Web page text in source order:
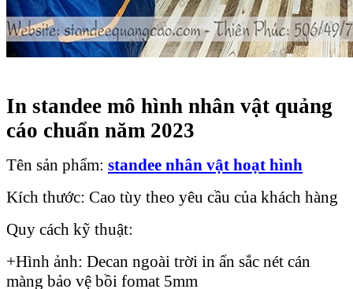
In standee mô hình nhân vật quảng
cáo chuẩn năm 2023
Tên sản phẩm: standee nhân vật hoạt hình
Kích thước: Cao tùy theo yêu cầu của khách hàng
Quy cách kỹ thuật:
+Hình ảnh: Decan ngoài trời in ấn sắc nét cán
màng bảo vệ bồi fomat 5mm